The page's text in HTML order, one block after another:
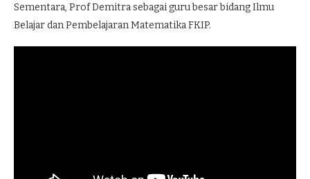
Sementara, Prof Demitra sebagai guru besar bidang Ilmu
Belajar dan Pembelajaran Matematika FKIP.